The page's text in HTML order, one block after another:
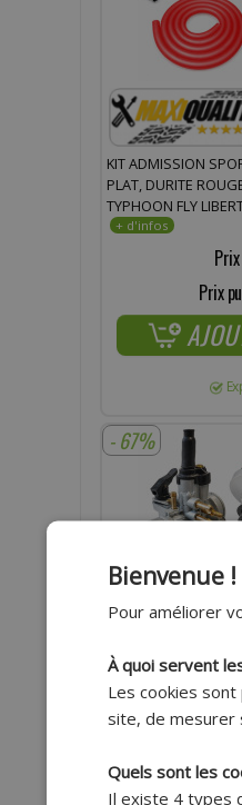
KIT ADMISSION
PLAT, DURITE
TYPHOON FLY
STORM TPH, VESPA
Prix
- 67%
KIT ADMISSION
FILTRE, DURITE
Bienvenue !
Pour améliorer
À quoi servent
Les cookies
site, de mesurer
Quels sont les
Il existe 4 types